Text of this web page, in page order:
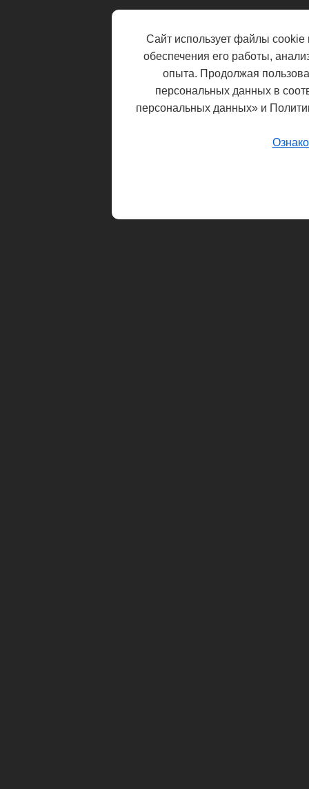
Сайт использует файлы cookie
обеспечения его работы,
опыта. Продолжая
персональных данных в
персональных данных» и